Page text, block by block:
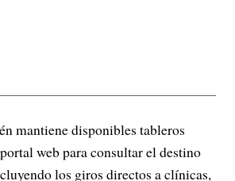
mantiene disponibles tableros
web para consultar el destino
los giros directos a clínicas,